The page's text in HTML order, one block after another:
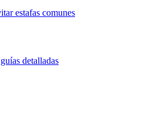
estafas comunes
detalladas